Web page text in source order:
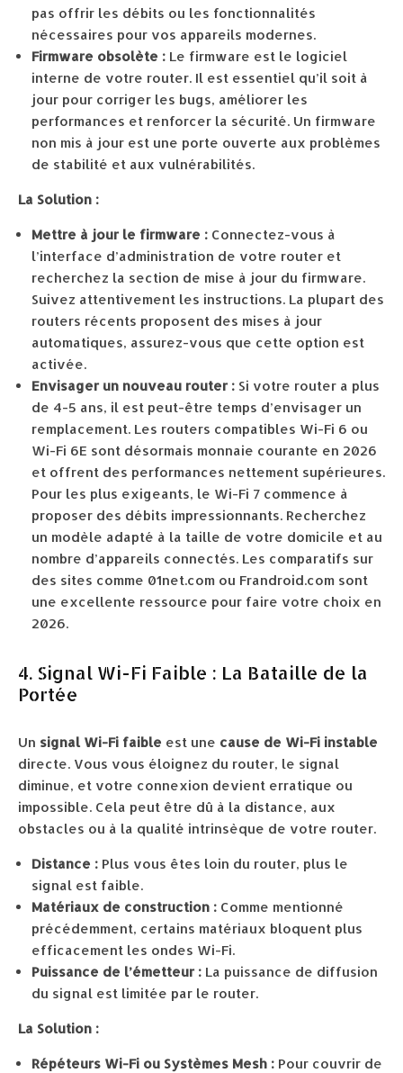
pas offrir les débits ou les fonctionnalités
nécessaires pour vos appareils modernes.
Firmware obsolète : Le firmware est le logiciel
interne de votre router. Il est essentiel qu’il soit à
jour pour corriger les bugs, améliorer les
performances et renforcer la sécurité. Un firmware
non mis à jour est une porte ouverte aux problèmes
de stabilité et aux vulnérabilités.
La Solution :
Mettre à jour le firmware : Connectez-vous à
l’interface d’administration de votre router et
recherchez la section de mise à jour du firmware.
Suivez attentivement les instructions. La plupart des
routers récents proposent des mises à jour
automatiques, assurez-vous que cette option est
activée.
Envisager un nouveau router : Si votre router a plus
de 4-5 ans, il est peut-être temps d’envisager un
remplacement. Les routers compatibles Wi-Fi 6 ou
Wi-Fi 6E sont désormais monnaie courante en 2026
et offrent des performances nettement supérieures.
Pour les plus exigeants, le Wi-Fi 7 commence à
proposer des débits impressionnants. Recherchez
un modèle adapté à la taille de votre domicile et au
nombre d’appareils connectés. Les comparatifs sur
des sites comme 01net.com ou Frandroid.com sont
une excellente ressource pour faire votre choix en
2026.
4. Signal Wi-Fi Faible : La Bataille de la
Portée
Un signal Wi-Fi faible est une cause de Wi-Fi instable
directe. Vous vous éloignez du router, le signal
diminue, et votre connexion devient erratique ou
impossible. Cela peut être dû à la distance, aux
obstacles ou à la qualité intrinsèque de votre router.
Distance : Plus vous êtes loin du router, plus le
signal est faible.
Matériaux de construction : Comme mentionné
précédemment, certains matériaux bloquent plus
efficacement les ondes Wi-Fi.
Puissance de l’émetteur : La puissance de diffusion
du signal est limitée par le router.
La Solution :
Répéteurs Wi-Fi ou Systèmes Mesh : Pour couvrir de